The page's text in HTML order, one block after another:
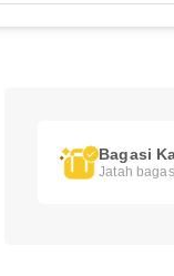
Bagasi
Jatah